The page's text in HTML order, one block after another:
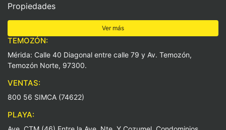
Propiedades
Ver más
TEMOZÓN:
Mérida: Calle 40 Diagonal entre calle 79 y Av. Temozón,
Temozón Norte, 97300.
VENTAS:
800 56 SIMCA (74622)
PLAYA: